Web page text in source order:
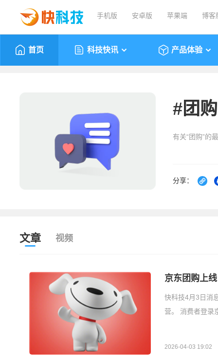
手机版 安卓版 苹果端 博客
首页 科技快讯 产品体验
#团购
有关“团购”的
分享：
文章 视频
京东团购上
快科技4月3日消
营。 消费者登录
2026-04-03 19:02